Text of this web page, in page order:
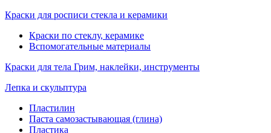
Краски для росписи стекла и керамики
Краски по стеклу, керамике
Вспомогательные материалы
Краски для тела Грим, наклейки, инструменты
Лепка и скульптура
Пластилин
Паста самозастывающая (глина)
Пластика